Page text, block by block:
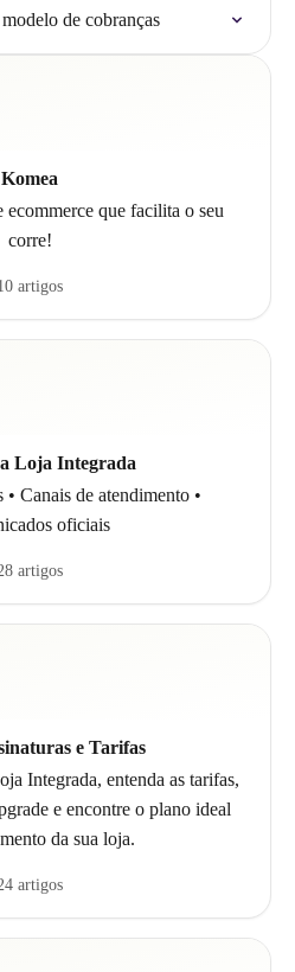
de cobranças
Komea
que facilita o seu
corre!
artigos
Loja Integrada
Canais de atendimento •
oficiais
artigos
e Tarifas
Integrada, entenda as tarifas,
e encontre o plano ideal
da sua loja.
artigos